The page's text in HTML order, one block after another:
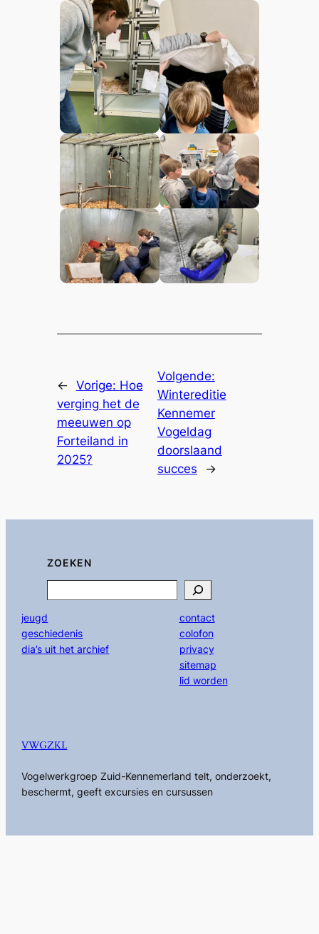
← Vorige: Hoe
verging het de
meeuwen op
Forteiland in
2025?
Volgende:
Wintereditie
Kennemer
Vogeldag
doorslaand
succes
→
ZOEKEN
jeugd
geschiedenis
dia’s uit het archief
contact
colofon
privacy
sitemap
lid worden
VWGZKL
Vogelwerkgroep Zuid-Kennemerland telt, onderzoekt,
beschermt, geeft excursies en cursussen